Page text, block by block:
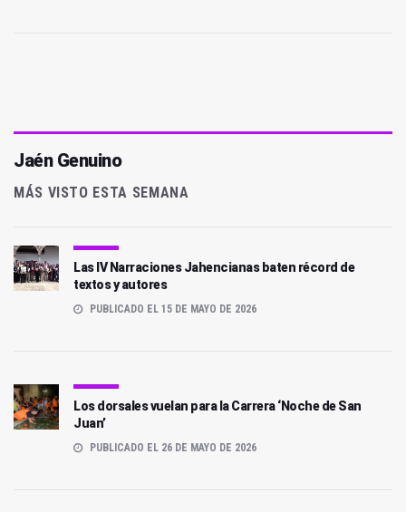
Jaén Genuino
MÁS VISTO ESTA SEMANA
Las IV Narraciones Jahencianas baten récord de
textos y autores
PUBLICADO EL 15 DE MAYO DE 2026
Los dorsales vuelan para la Carrera ‘Noche de San
Juan’
PUBLICADO EL 26 DE MAYO DE 2026